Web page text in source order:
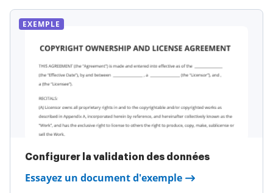
EXEMPLE
Configurer la validation des données
Essayez un document d'exemple